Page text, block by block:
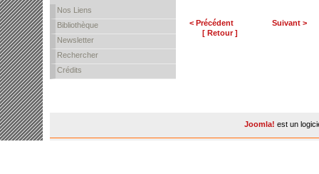
Nos Liens
Bibliothèque
Newsletter
Rechercher
Crédits
< Précédent
Suivant >
[ Retour ]
Joomla! est un